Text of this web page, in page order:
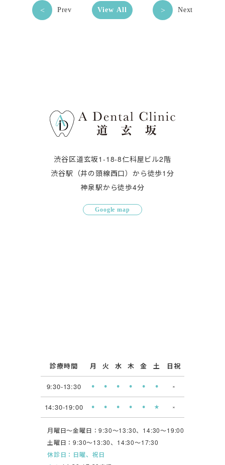
Prev View All Next
渋谷区道玄坂1-18-8仁科屋ビル2階
渋谷駅（井の頭線西口）から徒歩1分
神泉駅から徒歩4分
Google map
診療時間 月 火 水 木 金 土 日祝
9:30-13:30 ⚫︎ ⚫︎ ⚫︎ ⚫︎ ⚫︎ ⚫︎ ×
14:30-19:00 ⚫︎ ⚫︎ ⚫︎ ⚫︎ ⚫︎ ★ ×
月曜日〜金曜日：9:30〜13:30、14:30〜19:00
土曜日：9:30〜13:30、14:30〜17:30
休診日：日曜、祝日